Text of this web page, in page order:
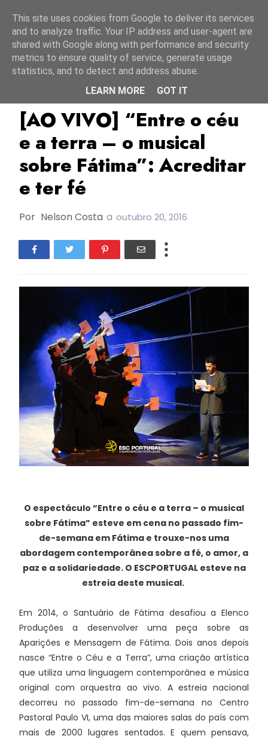
Artur Guimarães Fátima
[AO VIVO] “Entre o céu
e a terra – o musical
sobre Fátima”: Acreditar
e ter fé
Por Nelson Costa a outubro 20, 2016
O espectáculo “Entre o céu e a terra – o musical
sobre Fátima” esteve em cena no passado fim-
de-semana em Fátima e trouxe-nos uma
abordagem contemporânea sobre a fé, o amor, a
paz e a solidariedade. O ESCPORTUGAL esteve na
estreia deste musical.
Em 2014, o Santuário de Fátima desafiou a Elenco
Produções a desenvolver uma peça sobre as
Aparições e Mensagem de Fátima. Dois anos depois
nasce “Entre o Céu e a Terra”, uma criação artística
que utiliza uma linguagem contemporânea e música
original com orquestra ao vivo. A estreia nacional
decorreu no passado fim-de-semana no Centro
Pastoral Paulo VI, uma das maiores salas do país com
mais de 2000 lugares sentados. E quem pensava,
This site uses cookies from Google to deliver its services
and to analyze traffic. Your IP address and user-agent are
shared with Google along with performance and security
metrics to ensure quality of service, generate usage
statistics, and to detect and address abuse.
LEARN MORE
GOT IT